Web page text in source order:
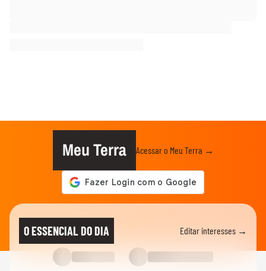
Meu Terra Acessar o Meu Terra →
O ESSENCIAL DO DIA Editar interesses →